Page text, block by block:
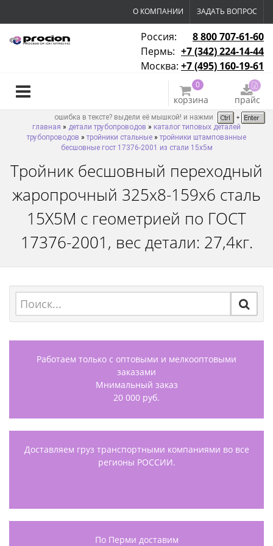
О КОМПАНИИ ЗАДАТЬ ВОПРОС
Россия:
8 800 707-61-60
Пермь: +7 (342) 224-14-44
Москва: +7 (495) 160-19-61
0
корзина прайс
ошибка в тексте? выдели её мышкой! и нажми
главная » детали трубопроводов » каталог типовых деталей
трубопроводов » тройники стальные » тройники штампованные
бесшовные гост 17376-2001 из стали 15х5м
Тройник бесшовный переходный
жаропрочный 325х8-159х6 сталь
15Х5М с геометрией по ГОСТ
17376-2001, вес детали: 27,4кг.
Работаем только с оптовыми и мелкооптовыми
заказами
Мнимальный заказ
20 000 руб.
Доставляем груз транспортными компаниями во все
регионы РОССИИ.
По Перми доставим